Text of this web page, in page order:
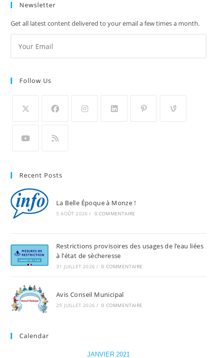
Newsletter
Get all latest content delivered to your email a few times a month.
Follow Us
Recent Posts
La Belle Époque à Monze !
5 AOÛT 2026 / 0 COMMENTAIRE
Restrictions provisoires des usages de l’eau liées
à l’état de sècheresse
31 JUILLET 2026 / 0 COMMENTAIRE
Avis Conseil Municipal
29 JUILLET 2026 / 0 COMMENTAIRE
Calendar
JANVIER 2021